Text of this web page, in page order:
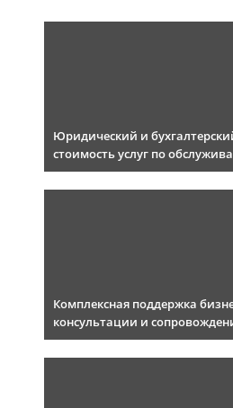
Юридический и
стоимость услуг по
Комплексная поддержка
консультации и